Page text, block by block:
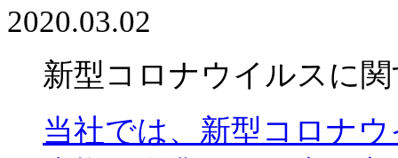
2020.03.02
新型コロナウイルスに
当社では、新型コロナ